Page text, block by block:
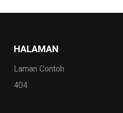
HALAMAN
Laman Contoh
404